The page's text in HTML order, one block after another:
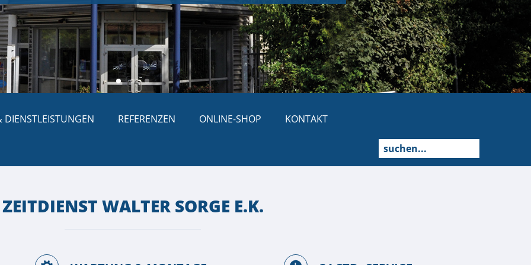
Speeddating
-
Jobmessen
DIENSTLEISTUNGEN REFERENZEN ONLINE-SHOP KONTAKT
ZEITDIENST WALTER SORGE E.K.